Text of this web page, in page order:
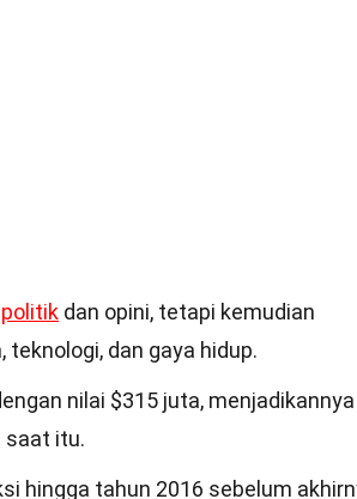
politik dan opini, tetapi kemudian
dan gaya hidup.
nilai $315 juta, menjadikannya
saat itu.
hingga tahun 2016 sebelum